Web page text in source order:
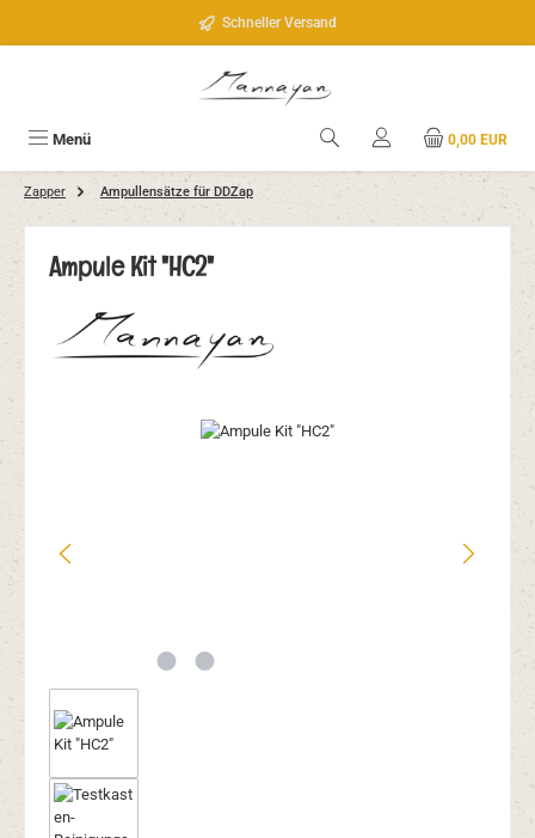
Schneller Versand
Menü 0,00 EUR
Zapper Ampullensätze für DDZap
Ampule Kit "HC2"
Bildergalerie überspringen